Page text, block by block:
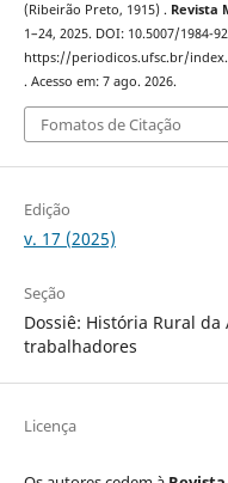
(Ribeirão Preto, 1915) . Revista
1–24, 2025. DOI: 10.5007/1984-
https://periodicos.ufsc.br/
. Acesso em: 7 ago. 2026.
Fomatos de Citação
Edição
v. 17 (2025)
Seção
Dossiê: História Rural
trabalhadores
Licença